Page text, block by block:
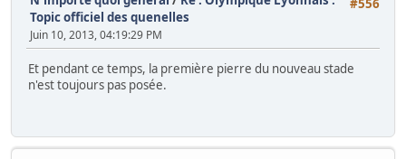
#556
Topic officiel des quenelles
Juin 10, 2013, 04:19:29 PM
Et pendant ce temps, la première pierre du nouveau stade
n'est toujours pas posée.